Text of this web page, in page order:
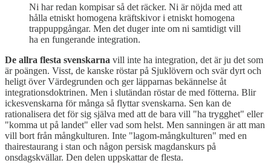
Ni har redan kompisar så det räcker. Ni är nöjda med att
hålla etniskt homogena kräftskivor i etniskt homogena
trappuppgångar. Men det duger inte om ni samtidigt vill
ha en fungerande integration.
De allra flesta svenskarna vill inte ha integration, det är ju det som
är poängen. Visst, de kanske röstar på Sjuklövern och svär dyrt och
heligt över Värdegrunden och ger läpparnas bekännelse åt
integrationsdoktrinen. Men i slutändan röstar de med fötterna. Blir
ickesvenskarna för många så flyttar svenskarna. Sen kan de
rationalisera det för sig själva med att de bara vill "ha trygghet" eller
"komma ut på landet" eller vad som helst. Men sanningen är att man
vill bort från mångkulturen. Inte "lagom-mångkulturen" med en
thairestaurang i stan och någon persisk magdanskurs på
onsdagskvällar. Den delen uppskattar de flesta.